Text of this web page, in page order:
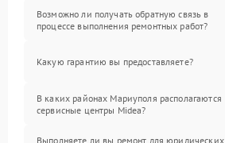
Возможно ли получать обратную связь в
процессе выполнения ремонтных работ?
Какую гарантию вы предоставляете?
В каких районах Мариуполя располагаются
сервисные центры Midea?
Выполняете ли вы ремонт для юридических